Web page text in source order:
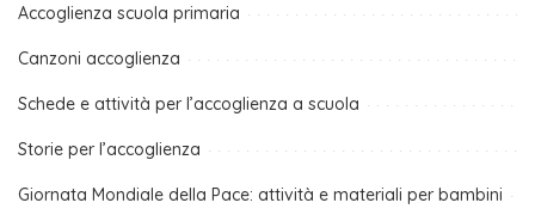
Accoglienza scuola primaria
Canzoni accoglienza
Schede e attività per l’accoglienza a scuola
Storie per l’accoglienza
Giornata Mondiale della Pace: attività e materiali per bambini